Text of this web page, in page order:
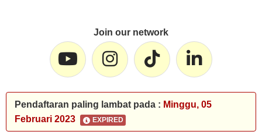
Join our network
Pendaftaran paling lambat pada : Minggu, 05
Februari 2023
EXPIRED